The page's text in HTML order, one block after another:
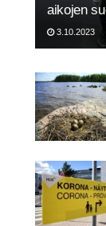
aikojen
3.10.2023